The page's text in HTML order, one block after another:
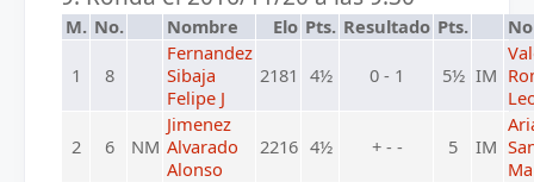
M. No. Nombre Elo Pts. Resultado Pts.
1 8
Fernandez
Sibaja
Felipe J
2181 4½ 0 - 1 5½ IM
2 6 NM
Jimenez
Alvarado
Alonso
2216 4½ + - - 5 IM